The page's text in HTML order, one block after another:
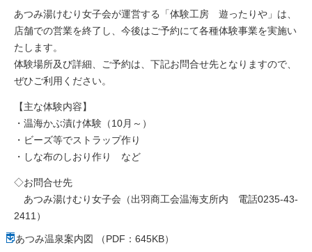
あつみ湯けむり女子会が運営する「体験工房 遊ったりや」は、
店舗での営業を終了し、今後はご予約にて各種体験事業を実施い
たします。
体験場所及び詳細、ご予約は、下記お問合せ先となりますので、
ぜひご利用ください。
【主な体験内容】
・温海かぶ漬け体験（10月～）
・ビーズ等でストラップ作り
・しな布のしおり作り など
◇お問合せ先
あつみ湯けむり女子会（出羽商工会温海支所内 電話0235-43-
2411）
あつみ温泉案内図 （PDF：645KB）